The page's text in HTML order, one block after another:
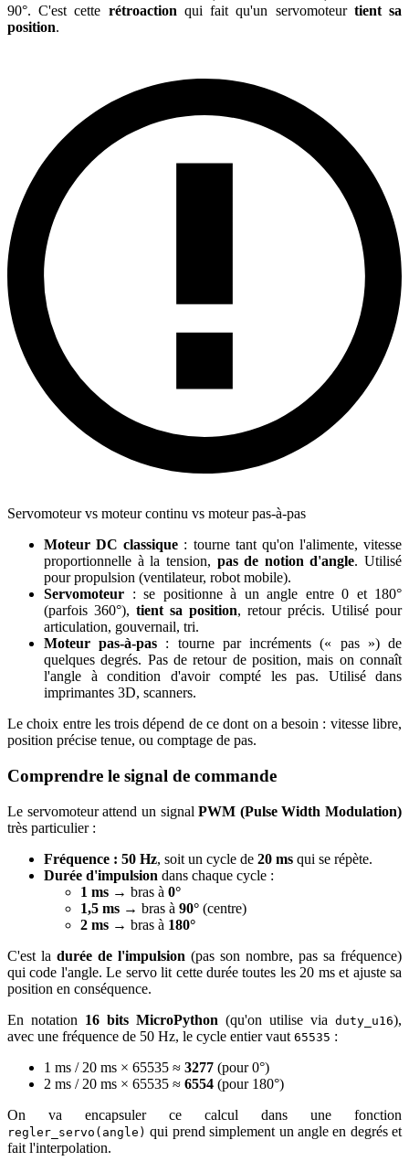
90°. C'est cette rétroactionqui fait qu'un servomoteur tient sa
position.
Servomoteur vs moteur continu vs moteur pas-à-pas
Moteur DC classique : tourne tant qu'on l'alimente, vitesse
proportionnelle à la tension, pas de notion d'angle. Utilisé
pour propulsion (ventilateur, robot mobile).
Servomoteur : se positionne à un angle entre 0 et 180°
(parfois 360°), tient sa position, retour précis. Utilisé pour
articulation, gouvernail, tri.
Moteur pas-à-pas : tourne par incréments (« pas ») de
quelques degrés. Pas de retour de position, mais on connaît
l'angle à condition d'avoir compté les pas. Utilisé dans
imprimantes 3D, scanners.
Le choix entre les trois dépend de ce dont on a besoin : vitesse libre,
position précise tenue, ou comptage de pas.
Comprendre le signal de commande
Le servomoteur attend un signalPWM (Pulse Width Modulation)
très particulier :
Fréquence : 50 Hz, soit un cycle de 20 ms qui se répète.
Durée d'impulsion dans chaque cycle :
1 ms → bras à 0°
1,5 ms → bras à 90° (centre)
2 ms → bras à 180°
C'est la durée de l'impulsion (pas son nombre, pas sa fréquence)
qui code l'angle. Le servo lit cette durée toutes les 20 ms et ajuste sa
position en conséquence.
En notation 16 bits MicroPython (qu'on utilise via duty_u16),
avec une fréquence de 50 Hz, le cycle entier vaut 65535 :
1 ms / 20 ms × 65535 ≈ 3277 (pour 0°)
2 ms / 20 ms × 65535 ≈ 6554 (pour 180°)
On va encapsuler ce calcul dans une fonction
regler_servo(angle) qui prend simplement un angle en degrés et
fait l'interpolation.